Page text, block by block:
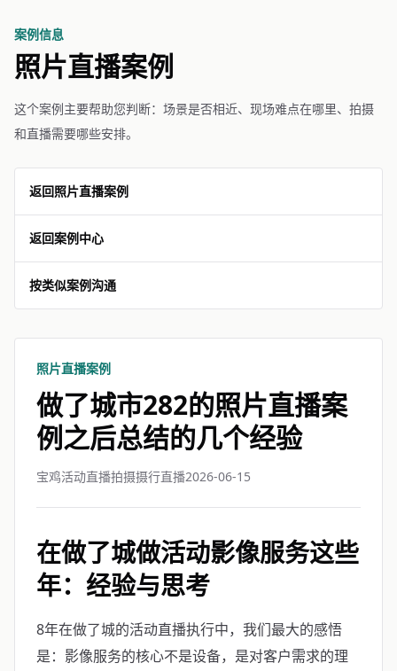
案例信息
照片直播案例
这个案例主要帮助您判断：场景是否相近、现场难点在哪里、拍摄
和直播需要哪些安排。
返回照片直播案例
返回案例中心
按类似案例沟通
照片直播案例
做了城市282的照片直播案
例之后总结的几个经验
宝鸡活动直播拍摄摄行直播2026-06-15
在做了城做活动影像服务这些
年：经验与思考
8年在做了城的活动直播执行中，我们最大的感悟
是：影像服务的核心不是设备，是对客户需求的理